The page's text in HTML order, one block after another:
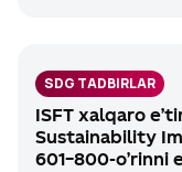
SDG TADBIRLAR
ISFT xalqaro
Sustainability
601–800-o’rinni